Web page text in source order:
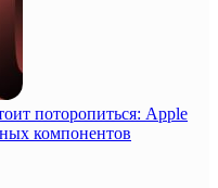
поторопиться: Apple
компонентов